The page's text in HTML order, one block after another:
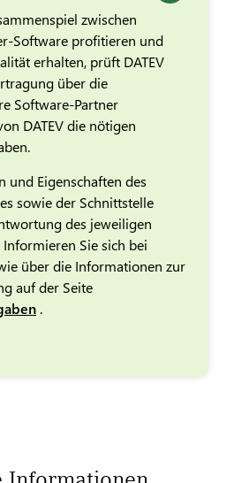
zwischen
Software profitieren und
erhalten, prüft DATEV
über die
Software-Partner
DATEV die nötigen
und Eigenschaften des
sowie der Schnittstelle
des jeweiligen
Sie sich bei
über die Informationen zur
auf der Seite
.